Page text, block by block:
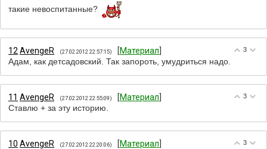
такие невоспитанные?
3
12 АvengeR (27.02.2012 22:57:15) [Материал
Адам, как детсадовский. Так запороть, умудриться надо.
3
11 АvengeR (27.02.2012 22:55:09) [Материал
Ставлю + за эту историю.
3
10 АvengeR (27.02.2012 22:20:06) [Материал